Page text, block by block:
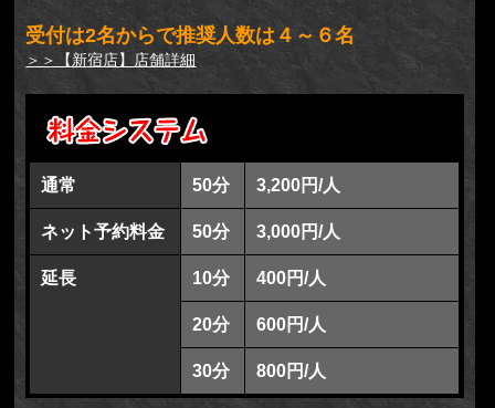
受付は2名からで推奨人数は４～６名
＞＞【新宿店】店舗詳細
通常 50分 3,200円/人
ネット予約料金 50分 3,000円/人
延長 10分 400円/人
20分 600円/人
30分 800円/人